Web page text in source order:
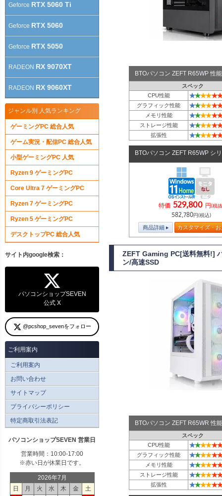
BTOパソコン ZEFT R65WP 性
スペック
CPU性能
★★★★★★
グラフィック性能 ★★★★★★
メモリ性能 ★★★★★★
ストレージ性能 ★★★★★★
拡張性 ★★★★★★
BTOパソコン ZEFT R65WP シ
特価 529,800 円(税
582,780円(税込)
商品詳細 カスタマイズ・
ZEFT Gaming PC[送料無料!]
ン/高速SSD
BTOパソコン ZEFT R65WR 性
スペック
CPU性能
★★★★★★
グラフィック性能 ★★★★★★
メモリ性能 ★★★★★★
ストレージ性能 ★★★★★★
拡張性 ★★★★★★
Geforce RTX 5060 Ti
Geforce RTX 5060
Geforce RTX 5050
RADEON RX 9070XT
RADEON RX 9060XT
ジャンル別 人気ランキング
ゲーミングPC 総合人気
ゲーム実況・配信PC 総合人気
小型ゲーミングPC 人気
Ryzen 9 ゲーミングPC
Core Ultra 7 ゲーミングPC
Ryzen 7 ゲーミングPC
Ryzen 5 ゲーミングPC
デスクトップPC 総合人気
サイト内google検索：
パソコンショップSEVEN
公式 X
@pcshop_sevenをフォロー
ご利用案内
ご利用案内
お問い合わせ
サイトマップ
プライバシーポリシー
特定商取引法表記
パソコンショップSEVEN 営業日
営業時間：10:00-17:00
※赤い日が休業日です。
2026年7月
日
月 火 水 木 金
土